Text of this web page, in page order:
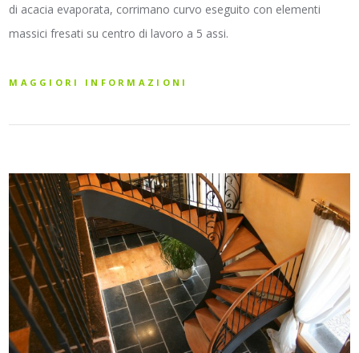
di acacia evaporata, corrimano curvo eseguito con elementi
massici fresati su centro di lavoro a 5 assi.
MAGGIORI INFORMAZIONI